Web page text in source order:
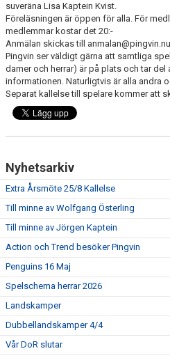
MEDLEMSKAP
MATCHER
ÖVRIGT
ENGLISH
LIU GYMNASIUM-RUGBY
suveräna Lisa Kaptein Kvist.
Föreläsningen är öppen för alla. För
medlemmar kostar det 20:-
Anmälan skickas till anmalan@pingvin.nu
Pingvin ser väldigt gärna att samtliga
damer och herrar) är på plats och tar del
informationen. Naturligtvis är alla andra
Separat kallelse till spelare kommer att
Nyhetsarkiv
Extra Årsmöte 25/8 Kallelse
Till minne av Wolfgang Österling
Till minne av Jörgen Kaptein
Action och Trend besöker Pingvin
Penguins 16 Maj
Spelschema herrar 2026
Landskamper
Dubbellandskamper 4/4
Vår DoR slutar